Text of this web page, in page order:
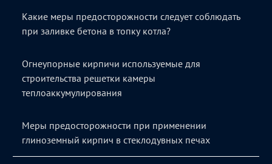
Какие меры предосторожности следует соблюдать
при заливке бетона в топку котла?
Огнеупорные кирпичи используемые для
строительства решетки камеры
теплоаккумулирования
Меры предосторожности при применении
глиноземный кирпич в стеклодувных печах